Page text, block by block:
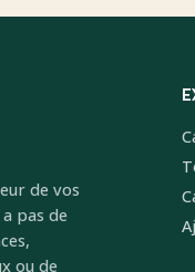
de vos
pas de
ou de